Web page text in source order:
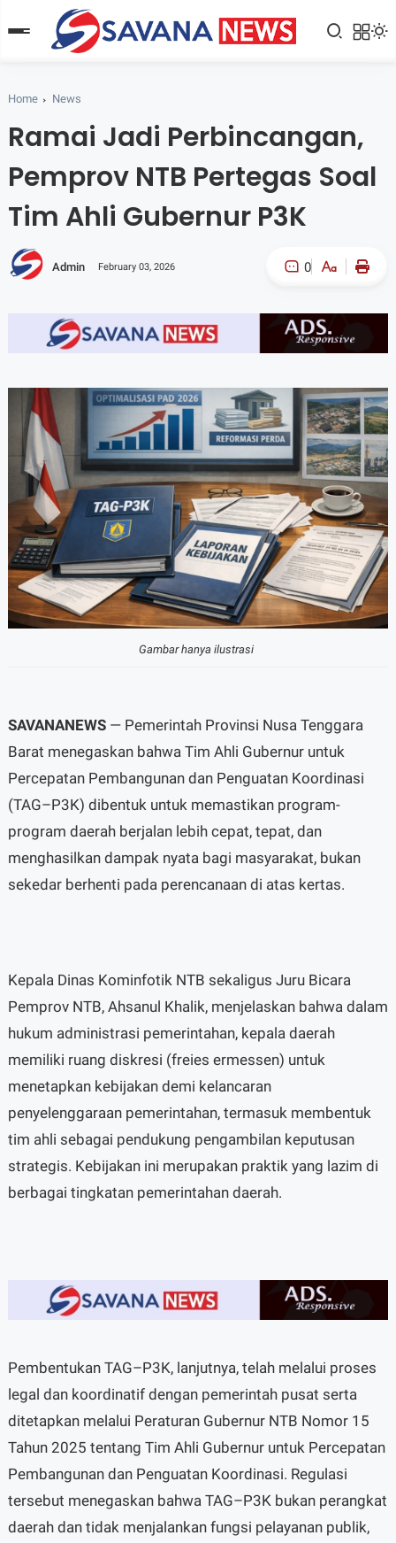
Home News
Ramai Jadi Perbincangan,
Pemprov NTB Pertegas Soal
Tim Ahli Gubernur P3K
Admin February 03, 2026 0
A- A+
Gambar hanya ilustrasi
SAVANANEWS— Pemerintah Provinsi Nusa Tenggara
Barat menegaskan bahwa Tim Ahli Gubernur untuk
Percepatan Pembangunan dan Penguatan Koordinasi
(TAG–P3K) dibentuk untuk memastikan program-
program daerah berjalan lebih cepat, tepat, dan
menghasilkan dampak nyata bagi masyarakat, bukan
sekedar berhenti pada perencanaan di atas kertas.
Kepala Dinas Kominfotik NTB sekaligus Juru Bicara
Pemprov NTB, Ahsanul Khalik, menjelaskan bahwa dalam
hukum administrasi pemerintahan, kepala daerah
memiliki ruang diskresi (freies ermessen) untuk
menetapkan kebijakan demi kelancaran
penyelenggaraan pemerintahan, termasuk membentuk
tim ahli sebagai pendukung pengambilan keputusan
strategis. Kebijakan ini merupakan praktik yang lazim di
berbagai tingkatan pemerintahan daerah.
Pembentukan TAG–P3K, lanjutnya, telah melalui proses
legal dan koordinatif dengan pemerintah pusat serta
ditetapkan melalui Peraturan Gubernur NTB Nomor 15
Tahun 2025 tentang Tim Ahli Gubernur untuk Percepatan
Pembangunan dan Penguatan Koordinasi. Regulasi
tersebut menegaskan bahwa TAG–P3K bukan perangkat
daerah dan tidak menjalankan fungsi pelayanan publik,